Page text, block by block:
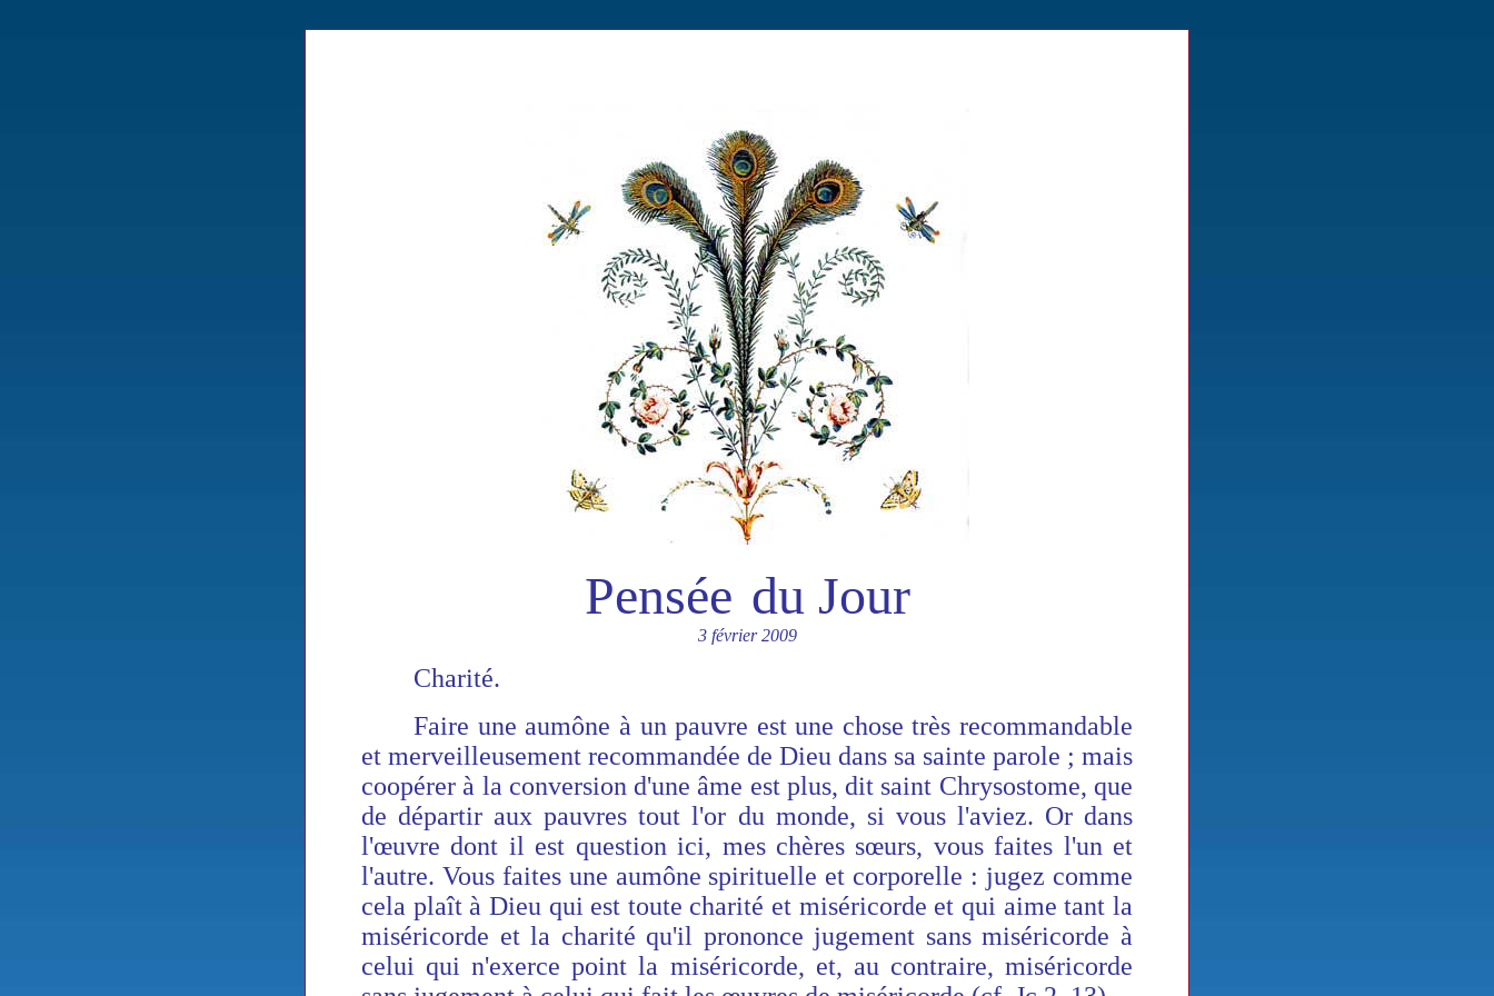
Pensée du Jour
3 février 2009
Charité.
Faire une aumône à un pauvre est une chose très recommandable
et merveilleusement recommandée de Dieu dans sa sainte parole ; mais
coopérer à la conversion d'une âme est plus, dit saint Chrysostome, que
de départir aux pauvres tout l'or du monde, si vous l'aviez. Or dans
l'œuvre dont il est question ici, mes chères sœurs, vous faites l'un et
l'autre. Vous faites une aumône spirituelle et corporelle : jugez comme
cela plaît à Dieu qui est toute charité et miséricorde et qui aime tant la
miséricorde et la charité qu'il prononce jugement sans miséricorde à
celui qui n'exerce point la miséricorde, et, au contraire, miséricorde